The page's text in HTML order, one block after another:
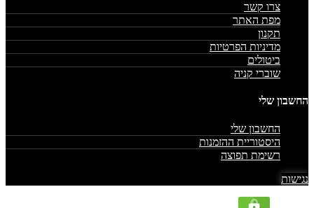
צרו קשר
מפת האתר
תקנון
מדיניות הפרטיות
ביטולים
שוברי קניה
החשבון שלי
החשבון שלי
היסטוריית ההזמנות
רשימת תפוצה
נגישות